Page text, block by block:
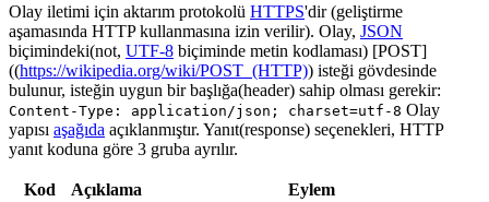
Olay iletimi için aktarım protokolü HTTPS'dir (geliştirme
aşamasında HTTP kullanmasına izin verilir). Olay, JSON
biçimindeki(not, UTF-8 biçiminde metin kodlaması) [POST]
((https://wikipedia.org/wiki/POST_(HTTP)) isteği gövdesinde
bulunur, isteğin uygun bir başlığa(header) sahip olması gerekir:
Content-Type: application/json; charset=utf-8 Olay
yapısı aşağıda açıklanmıştır. Yanıt(response) seçenekleri, HTTP
yanıt koduna göre 3 gruba ayrılır.
Kod Açıklama Eylem